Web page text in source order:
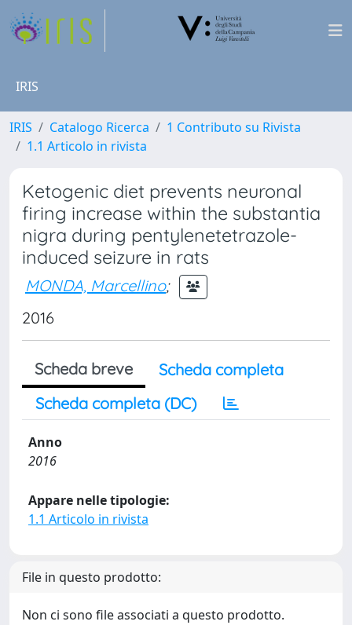
IRIS
IRIS Catalogo Ricerca
1 Contributo su Rivista
1.1 Articolo in rivista
Ketogenic diet prevents neuronal
firing increase within the substantia
nigra during pentylenetetrazole-
induced seizure in rats
MONDA, Marcellino;
2016
Scheda breve
Scheda completa
Scheda completa (DC)
Anno
2016
Appare nelle tipologie:
1.1 Articolo in rivista
File in questo prodotto:
Non ci sono file associati a questo prodotto.